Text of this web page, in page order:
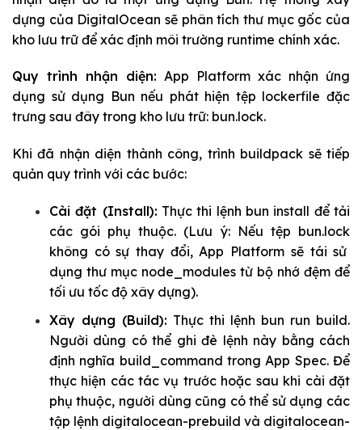
dựng của DigitalOcean sẽ phân tích thư mục gốc của
kho lưu trữ để xác định môi trường runtime chính xác.
Quy trình nhận diện: App Platform xác nhận ứng
dụng sử dụng Bun nếu phát hiện tệp lockerfile đặc
trưng sau đây trong kho lưu trữ: bun.lock.
Khi đã nhận diện thành công, trình buildpack sẽ tiếp
quản quy trình với các bước:
Cài đặt (Install): Thực thi lệnh bun install để tải
các gói phụ thuộc. (Lưu ý: Nếu tệp bun.lock
không có sự thay đổi, App Platform sẽ tái sử
dụng thư mục node_modulestừ bộ nhớ đệm để
tối ưu tốc độ xây dựng).
Xây dựng (Build): Thực thi lệnh bun run build.
Người dùng có thể ghi đè lệnh này bằng cách
định nghĩa build_command trong App Spec. Để
thực hiện các tác vụ trước hoặc sau khi cài đặt
phụ thuộc, người dùng cũng có thể sử dụng các
tập lệnh digitalocean-prebuild và digitalocean-